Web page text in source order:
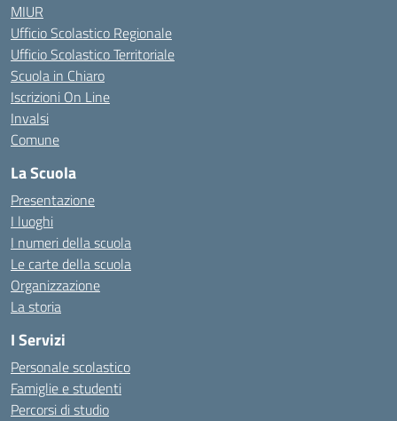
MIUR
Ufficio Scolastico Regionale
Ufficio Scolastico Territoriale
Scuola in Chiaro
Iscrizioni On Line
Invalsi
Comune
La Scuola
Presentazione
I luoghi
I numeri della scuola
Le carte della scuola
Organizzazione
La storia
I Servizi
Personale scolastico
Famiglie e studenti
Percorsi di studio